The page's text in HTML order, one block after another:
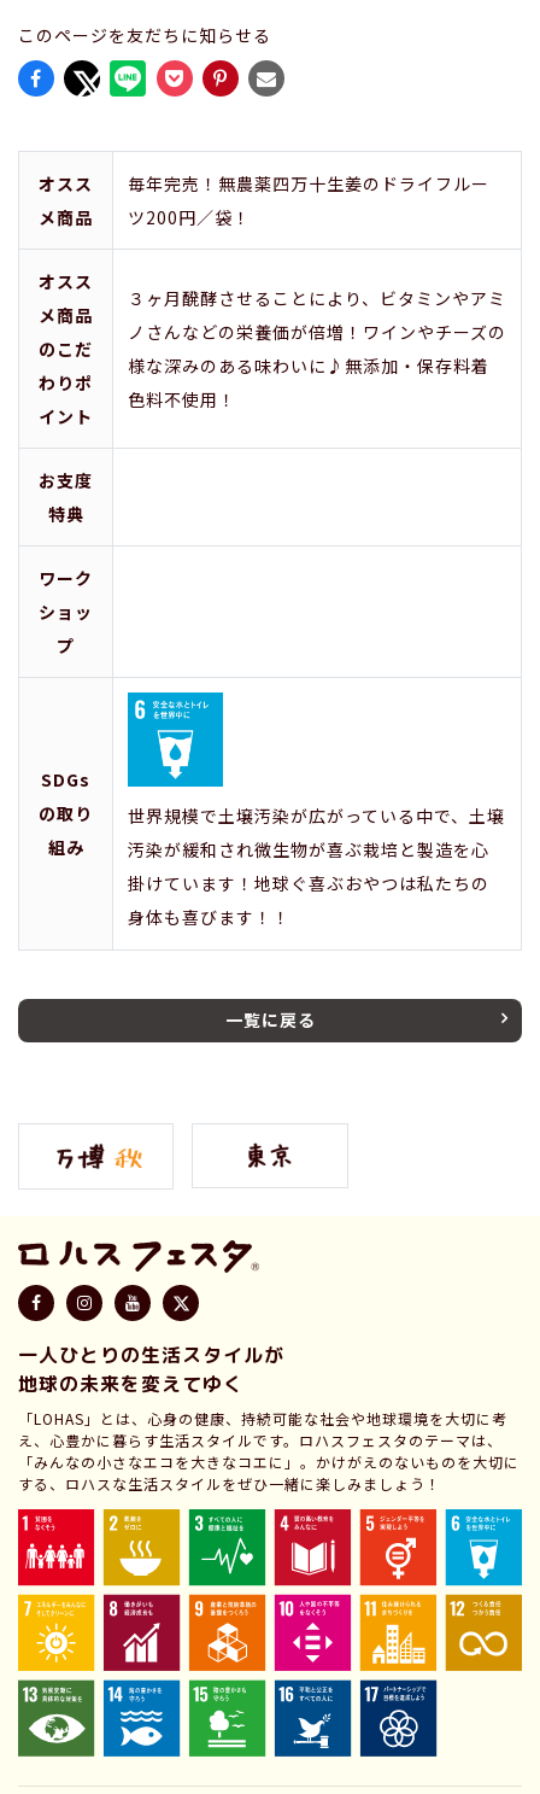
このページを友だちに知らせる
オスス
メ商品
毎年完売！無農薬四万十生姜のドライフルー
ツ200円／袋！
オスス
メ商品
のこだ
わりポ
イント
３ヶ月醗酵させることにより、ビタミンやアミ
ノさんなどの栄養価が倍増！ワインやチーズの
様な深みのある味わいに♪無添加・保存料着
色料不使用！
お支度
特典
ワーク
ショッ
プ
SDGs
の取り
組み
世界規模で土壌汚染が広がっている中で、土壌
汚染が緩和され微生物が喜ぶ栽培と製造を心
掛けています！地球ぐ喜ぶおやつは私たちの
身体も喜びます！！
一覧に戻る
一人ひとりの生活スタイルが
地球の未来を変えてゆく
「LOHAS」とは、心身の健康、持続可能な社会や地球環境を大切に考
え、心豊かに暮らす生活スタイルです。ロハスフェスタのテーマは、
「みんなの小さなエコを大きなコエに」。かけがえのないものを大切に
する、ロハスな生活スタイルをぜひ一緒に楽しみましょう！